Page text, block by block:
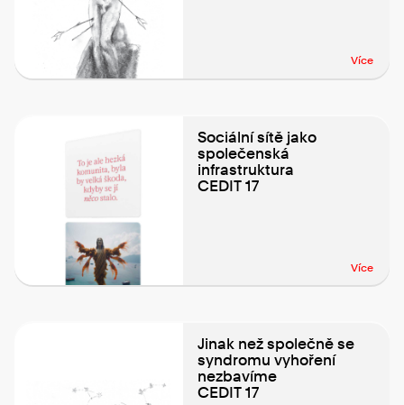
Více
Sociální sítě jako
společenská
infrastruktura
CEDIT 17
Více
Jinak než společně se
syndromu vyhoření
nezbavíme
CEDIT 17